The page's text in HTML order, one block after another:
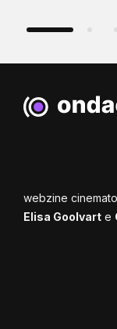
webzine
Elisa Goolvart e